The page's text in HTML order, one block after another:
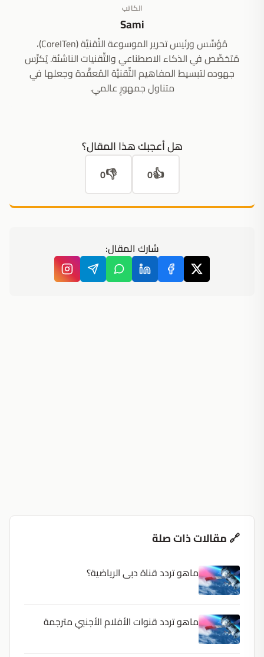
الكاتب
Sami
مُؤسِّس ورئيس تحرير الموسوعة التِّقنيَّة (CoreITen)،
مُتخصِّص في الذكاء الاصطناعي والتِّقنيات الناشئة. يُكرِّس
جهوده لتبسيط المفاهيم التِّقنيَّة المُعقَّدة وجعلها في
متناول جمهورٍ عالمي.
هل أعجبك هذا المقال؟
👍
0
👎
0
شارك المقال:
🔗 مقالات ذات صلة
ماهو تردد قناة دبى الرياضية؟
ماهو تردد قنوات الأفلام الأجنبي مترجمة